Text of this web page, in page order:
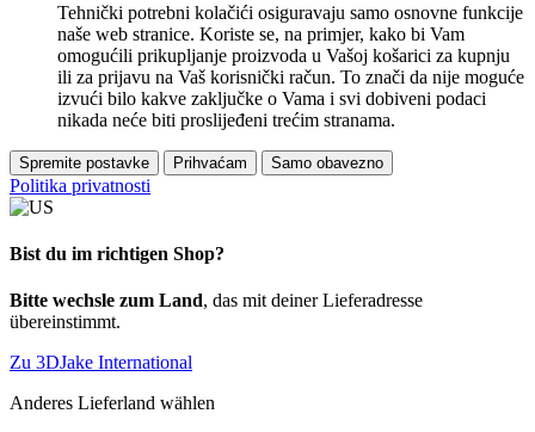
Tehnički potrebni kolačići osiguravaju samo osnovne funkcije
naše web stranice. Koriste se, na primjer, kako bi Vam
omogućili prikupljanje proizvoda u Vašoj košarici za kupnju
ili za prijavu na Vaš korisnički račun. To znači da nije moguće
izvući bilo kakve zaključke o Vama i svi dobiveni podaci
nikada neće biti proslijeđeni trećim stranama.
Spremite postavke Prihvaćam Samo obavezno
Politika privatnosti
Bist du im richtigen Shop?
Bitte wechsle zum Land, das mit deiner Lieferadresse
übereinstimmt.
Zu 3DJake International
Anderes Lieferland wählen